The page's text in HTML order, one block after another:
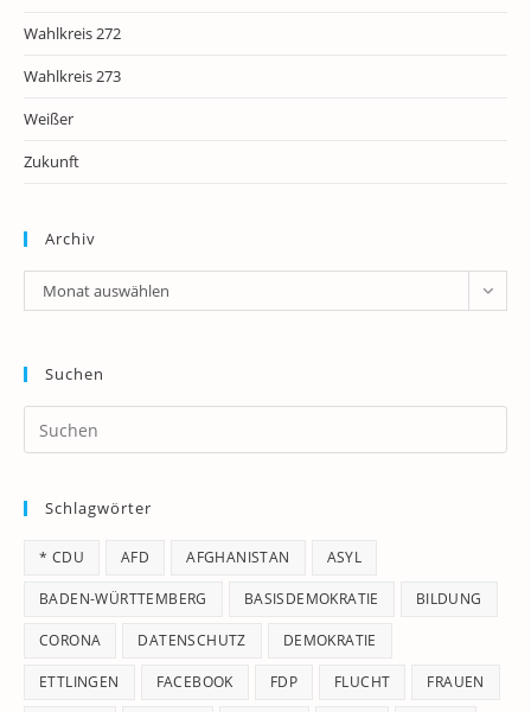
Wahlkreis 272
Wahlkreis 273
Weißer
Zukunft
Archiv
Archiv
Monat auswählen
Suchen
Schlagwörter
* CDU AFD AFGHANISTAN ASYL
BADEN-WÜRTTEMBERG BASISDEMOKRATIE BILDUNG
CORONA DATENSCHUTZ DEMOKRATIE
ETTLINGEN FACEBOOK FDP FLUCHT FRAUEN